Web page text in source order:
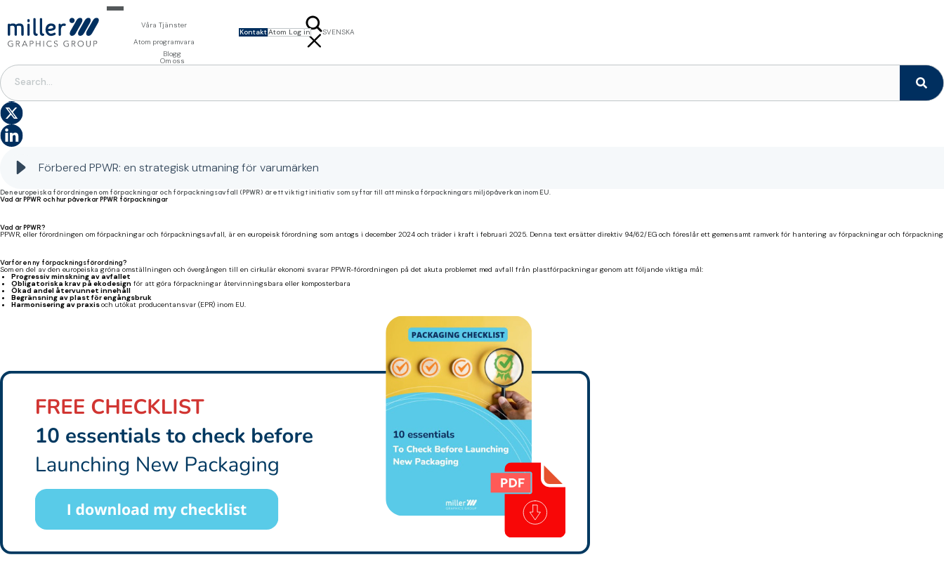
Våra Tjänster
För varumärken
3D-visualisering
Prepress
Atom programvara
Millnet - Arbetsflödeshantering
DAM - Digital Asset Management
PIM - Product Information Management
Blogg
Om oss
KontaktAtom Log in
SVENSKA
ENGLISH
FRANÇAIS
FÖRPACKNINGSPREPRESS|ARTWORK HANTERING
Förbered dig för PPWR: uppdatera förpackningar, en strategisk utmaning för varumärken
Förbered PPWR: en strategisk utmaning för varumärken
Den europeiska förordningen om förpackningar och förpackningsavfall (PPWR) är ett viktigt initiativ som syftar till att minska förpackningars miljöpåverkan inom EU.
Vad är PPWR och hur påverkar PPWR förpackningar
Vad är PPWR?
PPWR, eller förordningen om förpackningar och förpackningsavfall, är en europeisk förordning som antogs i december 2024 och träder i kraft i februari 2025. Denna text ersätter direktiv 94/62/EG och föreslår ett gemensamt ramverk för hantering av förpackningar och
Varför en ny förpackningsförordning?
Som en del av den europeiska gröna omställningen och övergången till en cirkulär ekonomi svarar PPWR-förordningen på det akuta problemet med avfall från plastförpackningar genom att följande viktiga mål:
Progressiv minskning av avfallet
Obligatoriska krav på ekodesign för att göra förpackningar återvinningsbara eller komposterbara
Ökad andel återvunnet innehåll
Begränsning av plast för engångsbruk
Harmonisering av praxisoch utökat producentansvar (EPR) inom EU.